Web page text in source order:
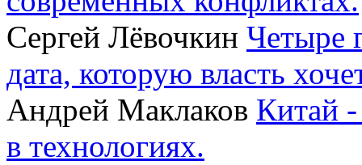
Сергей Лёвочкин Четыре
дата, которую власть
Андрей Маклаков Китай
в технологиях.